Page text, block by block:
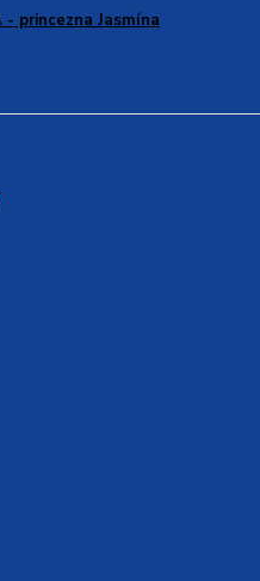
- princezna Jasmína